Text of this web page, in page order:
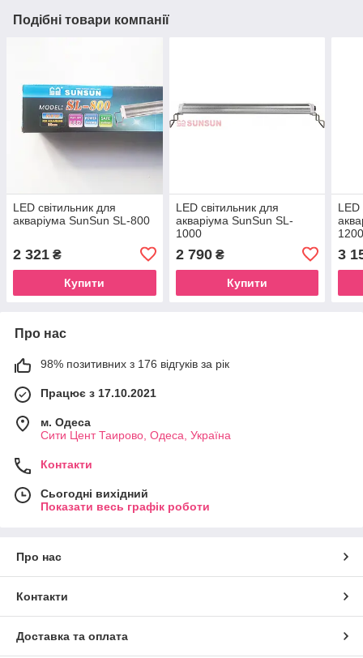
Подібні товари компанії
LED світильник для
акваріума SunSun SL-800
2 321 ₴
Купити
LED світильник для
акваріума SunSun SL-
1000
2 790₴
Купити
LED
3
Про нас
98% позитивних з 176 відгуків за рік
Працює з 17.10.2021
м. Одеса
Сити Цент Таирово, Одеса, Україна
Контакти
Сьогодні вихідний
Показати весь графік роботи
Про нас
Контакти
Доставка та оплата